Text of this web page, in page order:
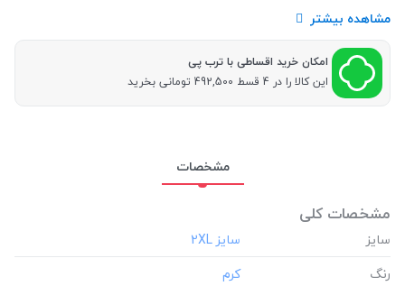
جنس داخلی: بدون الیاف
زیپ:تک زیپ ساده
مچ:
ندارد
دوخت:صنعتی و تمیز
کژوال/ اسپرت
مشاهده بیشتر
امکان خرید اقساطی با ترب پی
این کالا را در 4 قسط 492,500 تومانی بخرید
مشخصات
مشخصات کلی
سایز
رنگ